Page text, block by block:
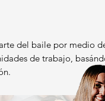
del baile por medio
de trabajo,